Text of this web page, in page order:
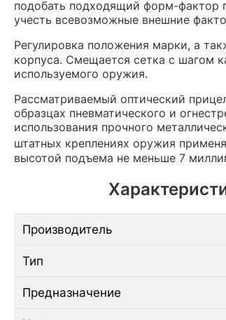
подобать подходящий форм-фактор
учесть всевозможные внешние
Регулировка положения марки, а
корпуса. Смещается сетка с шагом
используемого оружия.
Рассматриваемый оптический
образцах пневматического и
использования прочного
штатных креплениях оружия
высотой подъема не меньше 7
Производитель
Тип
Предназначение